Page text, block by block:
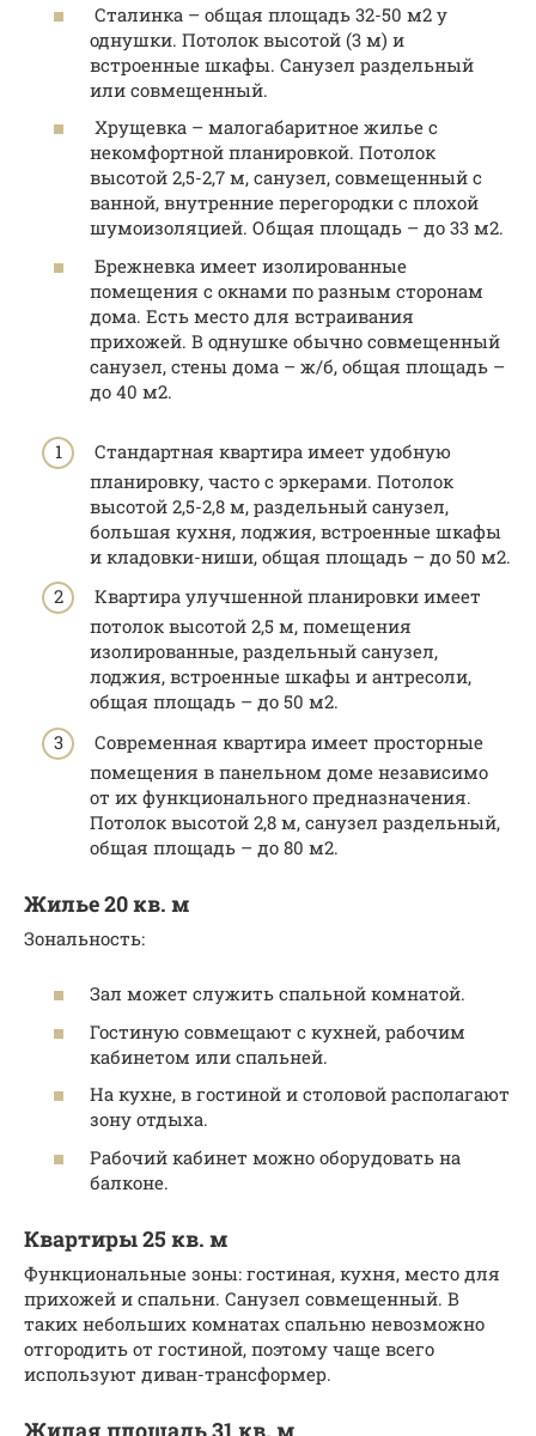
Сталинка – общая площадь 32-50 м2 у
однушки. Потолок высотой (3 м) и
встроенные шкафы. Санузел раздельный
или совмещенный.
Хрущевка – малогабаритное жилье с
некомфортной планировкой. Потолок
высотой 2,5-2,7 м, санузел, совмещенный с
ванной, внутренние перегородки с плохой
шумоизоляцией. Общая площадь – до 33 м2.
Брежневка имеет изолированные
помещения с окнами по разным сторонам
дома. Есть место для встраивания
прихожей. В однушке обычно совмещенный
санузел, стены дома – ж/б, общая площадь –
до 40 м2.
Стандартная квартира имеет удобную
планировку, часто с эркерами. Потолок
высотой 2,5-2,8 м, раздельный санузел,
большая кухня, лоджия, встроенные шкафы
и кладовки-ниши, общая площадь – до 50 м2.
Квартира улучшенной планировки имеет
потолок высотой 2,5 м, помещения
изолированные, раздельный санузел,
лоджия, встроенные шкафы и антресоли,
общая площадь – до 50 м2.
Современная квартира имеет просторные
помещения в панельном доме независимо
от их функционального предназначения.
Потолок высотой 2,8 м, санузел раздельный,
общая площадь – до 80 м2.
Жилье 20 кв. м
Зональность:
Зал может служить спальной комнатой.
Гостиную совмещают с кухней, рабочим
кабинетом или спальней.
На кухне, в гостиной и столовой располагают
зону отдыха.
Рабочий кабинет можно оборудовать на
балконе.
Квартиры 25 кв. м
Функциональные зоны: гостиная, кухня, место для
прихожей и спальни. Санузел совмещенный. В
таких небольших комнатах спальню невозможно
отгородить от гостиной, поэтому чаще всего
используют диван-трансформер.
Жилая площадь 31 кв. м